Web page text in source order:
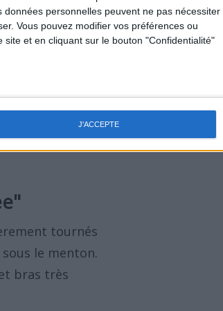
personnelles peuvent ne pas nécessiter
Vous pouvez modifier vos préférences ou
et en cliquant sur le bouton "Confidentialité"
J'ACCEPTE
vous). En
autour de
Répétez les
tournés
le menton.
bras très